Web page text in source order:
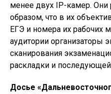
менее двух IP-камер. Они
образом, что в их
ЕГЭ и номера их рабочих
аудитории организаторы
сканирования
раскладки и
Досье